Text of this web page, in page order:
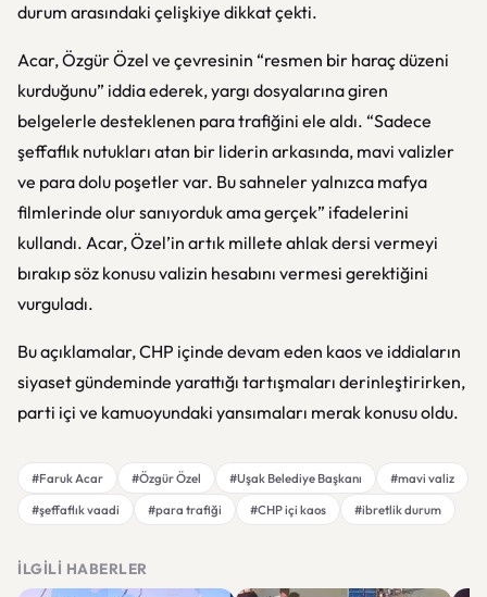
durum arasındaki çelişkiye dikkat çekti.
Acar, Özgür Özel ve çevresinin “resmen bir haraç düzeni
kurduğunu” iddia ederek, yargı dosyalarına giren
belgelerle desteklenen para trafiğini ele aldı. “Sadece
şeffaflık nutukları atan bir liderin arkasında, mavi valizler
ve para dolu poşetler var. Bu sahneler yalnızca mafya
filmlerinde olur sanıyorduk ama gerçek” ifadelerini
kullandı. Acar, Özel’in artık millete ahlak dersi vermeyi
bırakıp söz konusu valizin hesabını vermesi gerektiğini
vurguladı.
Bu açıklamalar, CHP içinde devam eden kaos ve iddiaların
siyaset gündeminde yarattığı tartışmaları derinleştirirken,
parti içi ve kamuoyundaki yansımaları merak konusu oldu.
#Faruk Acar #Özgür Özel #Uşak Belediye Başkanı
#mavi valiz
#şeffaflık vaadi
#para trafiği #CHP içi kaos #ibretlik durum
İLGILI HABERLER